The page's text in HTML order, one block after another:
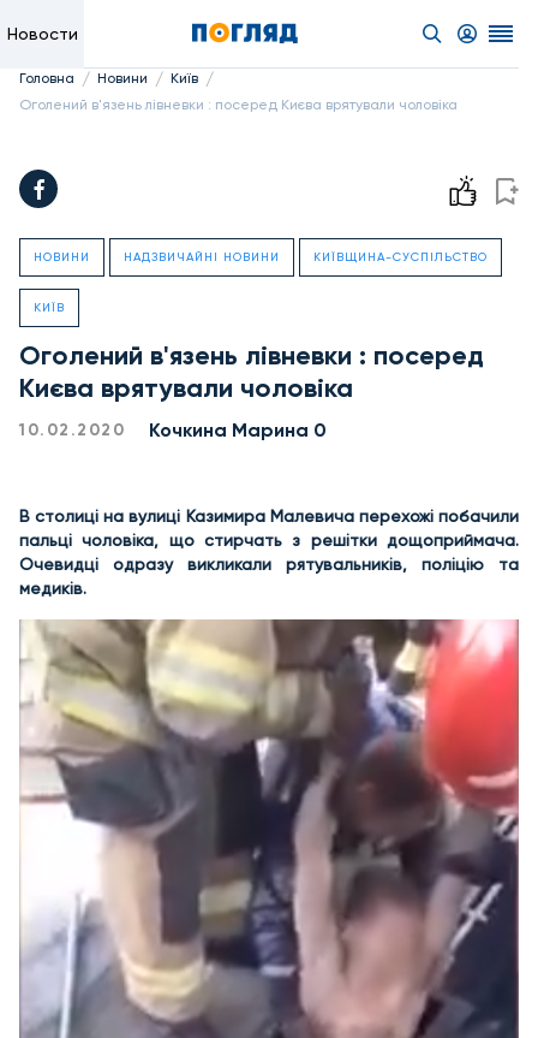
Новости
Головна / Новини / Київ /
Оголений в'язень лівневки : посеред Києва врятували чоловіка
НОВИНИ НАДЗВИЧАЙНІ НОВИНИ КИЇВЩИНА-СУСПІЛЬСТВО
КИЇВ
Оголений в'язень лівневки : посеред
Києва врятували чоловіка
10.02.2020 Кочкина Марина 0
В столиці на вулиці Казимира Малевича перехожі побачили
пальці чоловіка, що стирчать з решітки дощоприймача.
Очевидці одразу викликали рятувальників, поліцію та
медиків.